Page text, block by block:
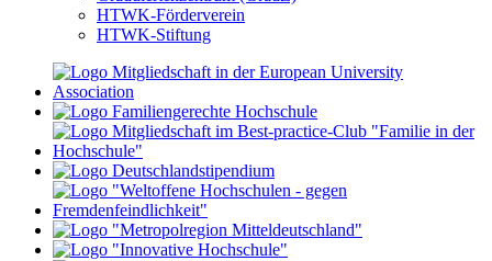
HTWK-Förderverein
HTWK-Stiftung